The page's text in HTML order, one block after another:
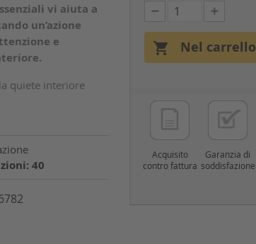
vi aiuta a
un’azione
e
quiete interiore
40
 Nel carrello
Acquisito
contro fattura
Garanzia di
soddisfazione